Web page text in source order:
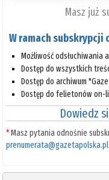
Masz już
W ramach subskrypcji
Możliwość odsłuchiwania
Dostęp do wszystkich
Dostęp do archiwum
Dostęp do felietonów on-
Dowiedz
*Masz pytania odnośnie
prenumerata@gazetapolska.pl